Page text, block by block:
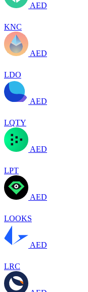
AED
KNC
AED
LDO
AED
LQTY
AED
LPT
AED
LOOKS
AED
LRC